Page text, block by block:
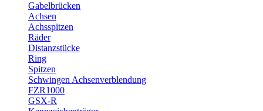
Gabelbrücken
Achsen
Achsspitzen
Räder
Distanzstücke
Ring
Spitzen
Schwingen Achsenverblendung
FZR1000
GSX-R